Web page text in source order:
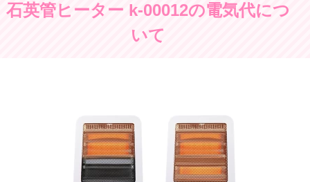
石英管ヒーター k-00012の電気代につ
いて